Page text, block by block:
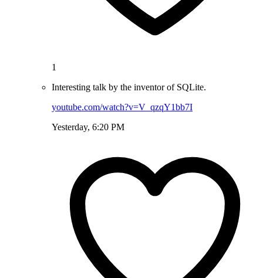
1
Interesting talk by the inventor of SQLite.
youtube.com/watch?v=V_qzqY1bb7I
Yesterday, 6:20 PM